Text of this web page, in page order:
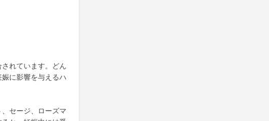
れています。どん
に影響を与えるハ
セージ、ローズマ